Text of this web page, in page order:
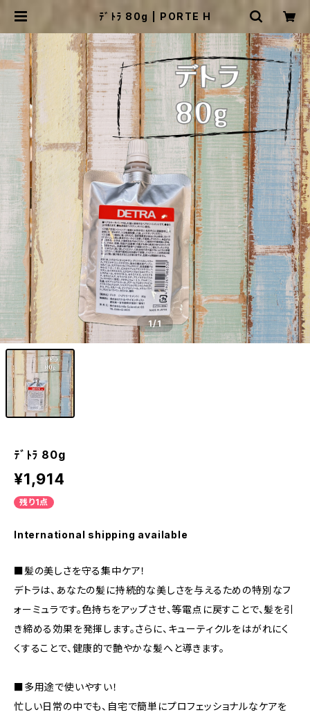
ﾃﾞﾄﾗ 80g | PORTE H
1/1
ﾃﾞﾄﾗ 80g
¥1,914
残り1点
International shipping available
■髪の美しさを守る集中ケア！
デトラは、あなたの髪に持続的な美しさを与えるための特別なフ
ォーミュラです。色持ちをアップさせ、等電点に戻すことで、髪を引
き締める効果を発揮します。さらに、キューティクルをはがれにく
くすることで、健康的で艶やかな髪へと導きます。
■多用途で使いやすい！
忙しい日常の中でも、自宅で簡単にプロフェッショナルなケアを